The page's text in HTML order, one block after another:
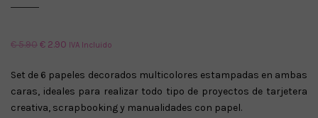
€5.90El
original
era:
€ 5.90.
€ 2.90 El
actual
es:
€ 2.90.
IVA Incluido
Set de 6 papeles decorados multicolores estampadas en ambas
caras, ideales para realizar todo tipo de proyectos de tarjetera
creativa, scrapbooking y manualidades con papel.